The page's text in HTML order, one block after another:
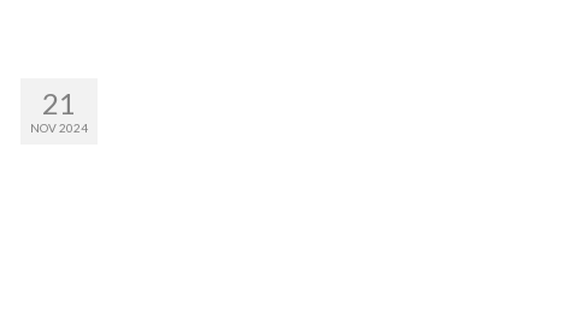
21
NOV 2024